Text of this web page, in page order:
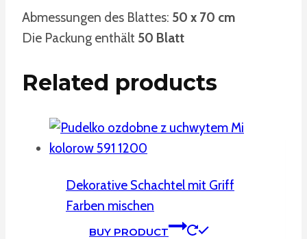
Abmessungen des Blattes: 50 x 70 cm
Die Packung enthält 50 Blatt
Related products
Dekorative Schachtel mit Griff
Farben mischen
BUY PRODUCT